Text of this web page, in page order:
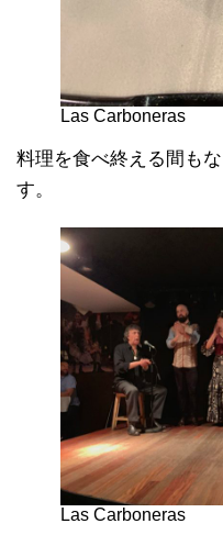
Las Carboneras
料理を食べ終える間も
す。
Las Carboneras